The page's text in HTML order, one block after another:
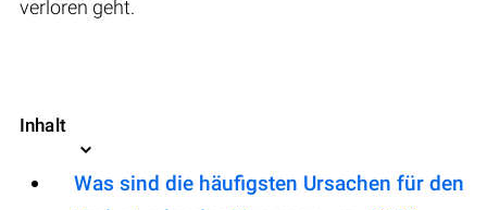
verloren geht.
Inhalt
Was sind die häufigsten Ursachen für den